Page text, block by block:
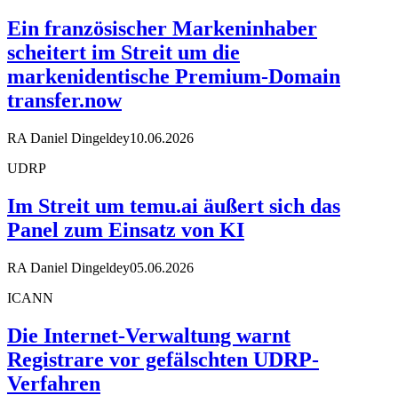
Ein französischer Markeninhaber
scheitert im Streit um die
markenidentische Premium-Domain
transfer.now
RA Daniel Dingeldey10.06.2026
UDRP
Im Streit um temu.ai äußert sich das
Panel zum Einsatz von KI
RA Daniel Dingeldey05.06.2026
ICANN
Die Internet-Verwaltung warnt
Registrare vor gefälschten UDRP-
Verfahren